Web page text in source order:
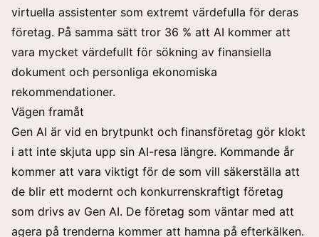
virtuella assistenter som extremt värdefulla för deras
företag. På samma sätt tror 36 % att AI kommer att
vara mycket värdefullt för sökning av finansiella
dokument och personliga ekonomiska
rekommendationer.
Vägen framåt
Gen AI är vid en brytpunkt och finansföretag gör klokt
i att inte skjuta upp sin AI-resa längre. Kommande år
kommer att vara viktigt för de som vill säkerställa att
de blir ett modernt och konkurrenskraftigt företag
som drivs av Gen AI. De företag som väntar med att
agera på trenderna kommer att hamna på efterkälken.